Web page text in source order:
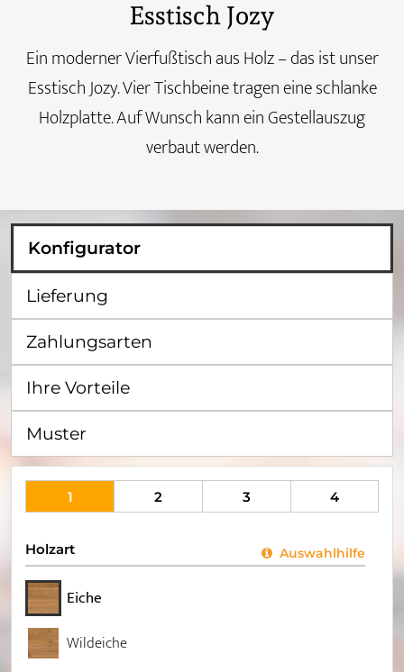
Esstisch Jozy
Ein moderner Vierfußtisch aus Holz – das ist unser
Esstisch Jozy. Vier Tischbeine tragen eine schlanke
Holzplatte. Auf Wunsch kann ein Gestellauszug
verbaut werden.
Konfigurator
Lieferung
Zahlungsarten
Ihre Vorteile
Muster
1 2 3 4
Holzart Auswahlhilfe
Eiche
Wildeiche